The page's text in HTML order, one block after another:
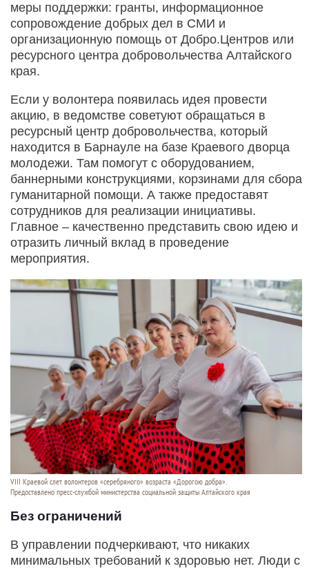
меры поддержки: гранты, информационное
сопровождение добрых дел в СМИ и
организационную помощь от Добро.Центров или
ресурсного центра добровольчества Алтайского
края.
Если у волонтера появилась идея провести
акцию, в ведомстве советуют обращаться в
ресурсный центр добровольчества, который
находится в Барнауле на базе Краевого дворца
молодежи. Там помогут с оборудованием,
баннерными конструкциями, корзинами для сбора
гуманитарной помощи. А также предоставят
сотрудников для реализации инициативы.
Главное – качественно представить свою идею и
отразить личный вклад в проведение
мероприятия.
VIII Краевой слет волонтеров «серебряного» возраста «Дорогою добра».
Предоставлено пресс-службой министерства социальной защиты Алтайского края
Без ограничений
В управлении подчеркивают, что никаких
минимальных требований к здоровью нет. Люди с